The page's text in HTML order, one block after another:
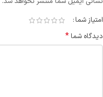
امتیاز شما
دیدگاه شما*